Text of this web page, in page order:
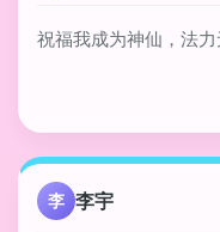
祝福我成为神仙，法力
李 李宇